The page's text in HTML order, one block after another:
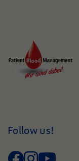
Follow us!